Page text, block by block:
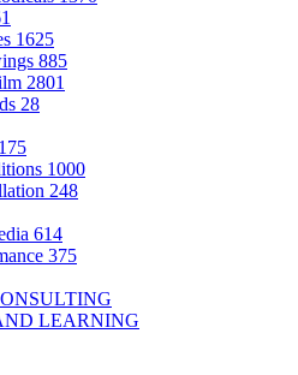
1625
885
2801
28
175
1000
248
614
375
LEARNING